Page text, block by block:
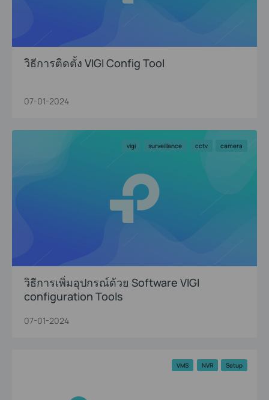
วิธีการติดตั้ง VIGI Config Tool
07-01-2024
vigi surveillance cctv camera
วิธีการเพิ่มอุปกรณ์ด้วย Software VIGI
configuration Tools
07-01-2024
VMS NVR Setup